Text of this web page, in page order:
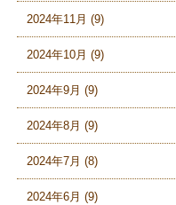
2024年11月 (9)
2024年10月 (9)
2024年9月 (9)
2024年8月 (9)
2024年7月 (8)
2024年6月 (9)